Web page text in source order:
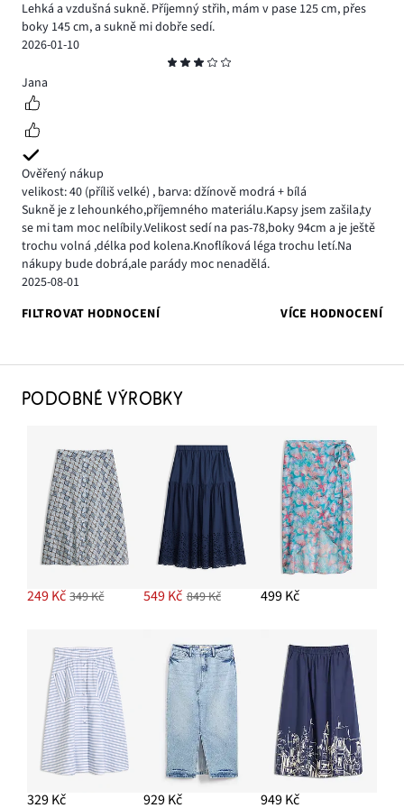
Lehká a vzdušná sukně. Příjemný střih, mám v pase 125 cm, přes
boky 145 cm, a sukně mi dobře sedí.
2026-01-10
3
Jana
Ověřený nákup
velikost: 40 (příliš velké) , barva: džínově modrá + bílá
Sukně je z lehounkého,příjemného materiálu.Kapsy jsem zašila,ty
se mi tam moc nelíbily.Velikost sedí na pas-78,boky 94cm a je ještě
trochu volná ,délka pod kolena.Knoflíková léga trochu letí.Na
nákupy bude dobrá,ale parády moc nenadělá.
2025-08-01
FILTROVAT HODNOCENÍ
VÍCE HODNOCENÍ
PODOBNÉ VÝROBKY
249 Kč 349 Kč 549 Kč 849 Kč 499 Kč
329 Kč 929 Kč 949 Kč